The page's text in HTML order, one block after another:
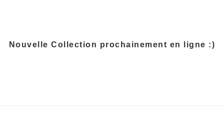
Nouvelle Collection prochainement en ligne :)